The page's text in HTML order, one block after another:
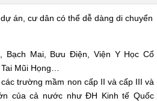
án, cư dân có thể dễ dàng di chuyển
Bạch Mai, Bưu Điện, Viện Y Học Cổ
Mũi Họng…
trường mầm non cấp II và cấp III và
của cả nước như ĐH Kinh tế Quốc